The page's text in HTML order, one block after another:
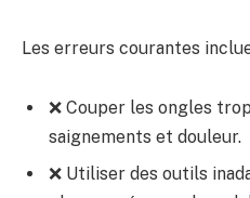
Les erreurs courantes
❌ Couper les ongles
saignements et douleur.
❌ Utiliser des outils